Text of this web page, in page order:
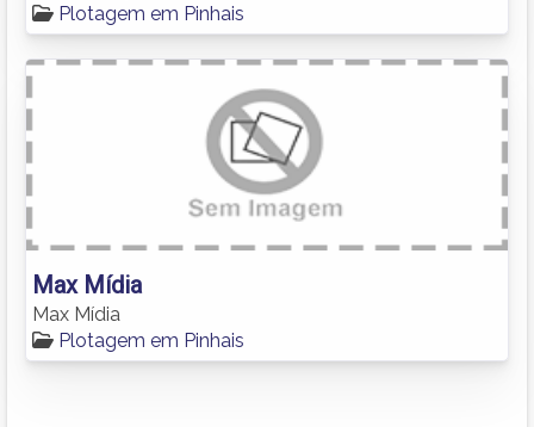
Plotagem em Pinhais
Max Mídia
Max Mídia
Plotagem em Pinhais